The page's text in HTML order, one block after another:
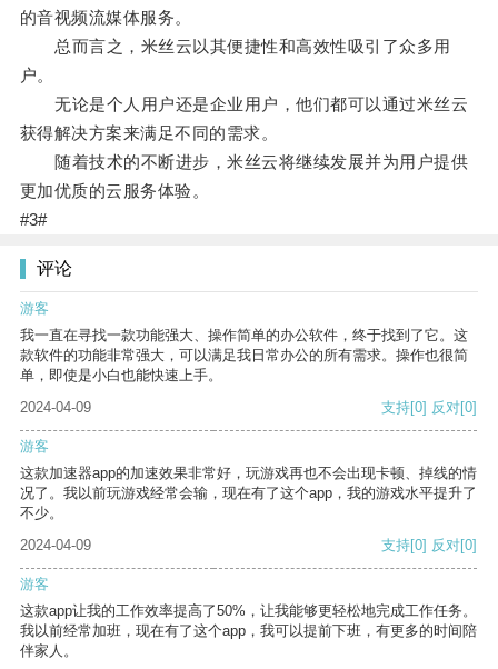
的音视频流媒体服务。
总而言之，米丝云以其便捷性和高效性吸引了众多用
户。
无论是个人用户还是企业用户，他们都可以通过米丝云
获得解决方案来满足不同的需求。
随着技术的不断进步，米丝云将继续发展并为用户提供
更加优质的云服务体验。
#3#
评论
游客
我一直在寻找一款功能强大、操作简单的办公软件，终于找到了它。这
款软件的功能非常强大，可以满足我日常办公的所有需求。操作也很简
单，即使是小白也能快速上手。
2024-04-09
支持[0] 反对[0]
游客
这款加速器app的加速效果非常好，玩游戏再也不会出现卡顿、掉线的情
况了。我以前玩游戏经常会输，现在有了这个app，我的游戏水平提升了
不少。
2024-04-09
支持[0] 反对[0]
游客
这款app让我的工作效率提高了50%，让我能够更轻松地完成工作任务。
我以前经常加班，现在有了这个app，我可以提前下班，有更多的时间陪
伴家人。